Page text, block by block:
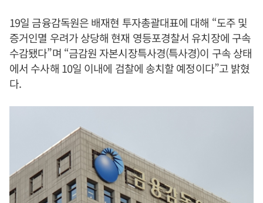
19일 금융감독원은 배재현 투자총괄대표에 대해 “도주 및
증거인멸 우려가 상당해 현재 영등포경찰서 유치장에 구속
수감됐다”며 “금감원 자본시장특사경(특사경)이 구속 상태
에서 수사해 10일 이내에 검찰에 송치할 예정이다”고 밝혔
다.